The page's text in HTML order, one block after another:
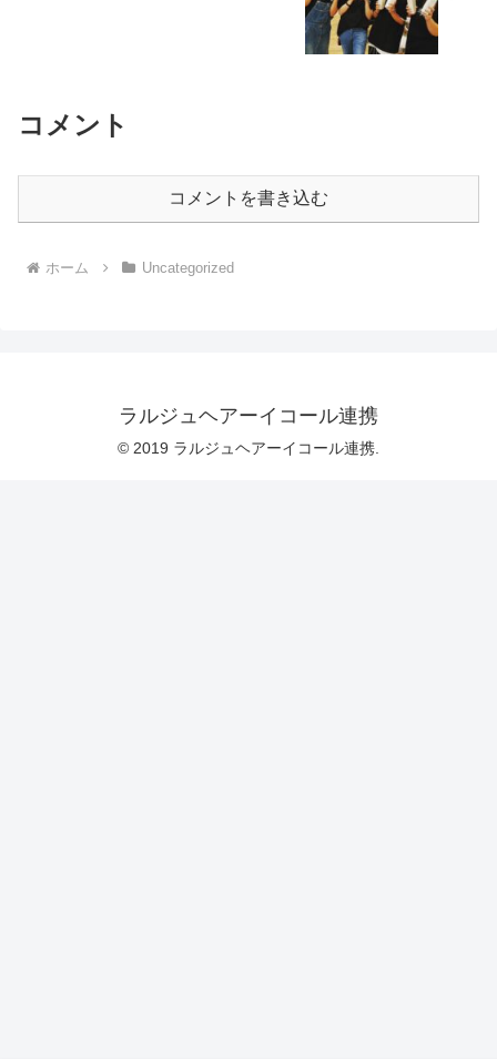
コメント
コメントを書き込む
ホーム Uncategorized
ラルジュヘアーイコール連携
© 2019 ラルジュヘアーイコール連携.